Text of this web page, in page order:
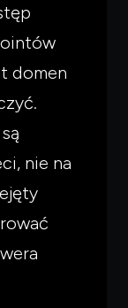
domen
nie na